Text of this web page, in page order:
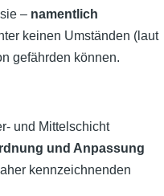
– namentlich
keinen Umständen (laut
gefährden können.
und Mittelschicht
und Anpassung
kennzeichnenden